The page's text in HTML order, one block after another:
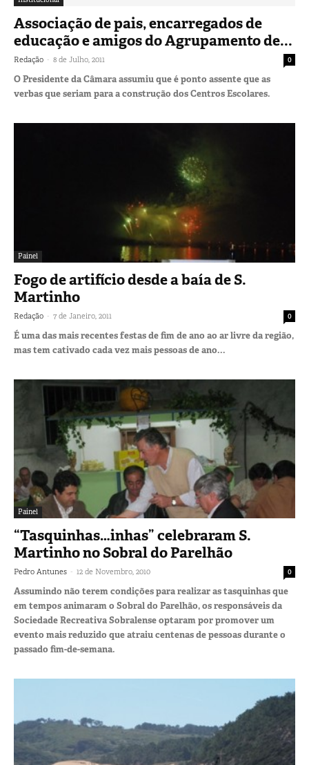
Associação de pais, encarregados de
educação e amigos do Agrupamento de...
Redação - 8 de Julho, 2011 0
O Presidente da Câmara assumiu que é ponto assente que as
verbas que seriam para a construção dos Centros Escolares.
Painel
Fogo de artifício desde a baía de S.
Martinho
Redação - 7 de Janeiro, 2011 0
É uma das mais recentes festas de fim de ano ao ar livre da região,
mas tem cativado cada vez mais pessoas de ano...
Painel
“Tasquinhas…inhas” celebraram S.
Martinho no Sobral do Parelhão
Pedro Antunes - 12 de Novembro, 2010 0
Assumindo não terem condições para realizar as tasquinhas que
em tempos animaram o Sobral do Parelhão, os responsáveis da
Sociedade Recreativa Sobralense optaram por promover um
evento mais reduzido que atraiu centenas de pessoas durante o
passado fim-de-semana.